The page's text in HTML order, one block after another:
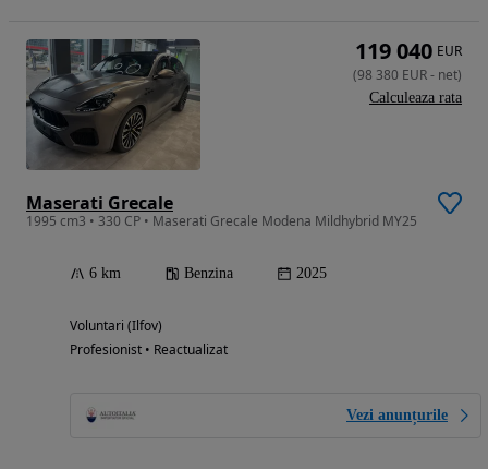
Maserati Grecale
1995 cm3 • 330 CP • Maserati Grecale Modena Mildhybrid MY25
6 km Benzina 2025
Voluntari (Ilfov)
Profesionist • Reactualizat
Vezi anunțurile
119 040 EUR
(98 380 EUR- net)
Calculeaza rata